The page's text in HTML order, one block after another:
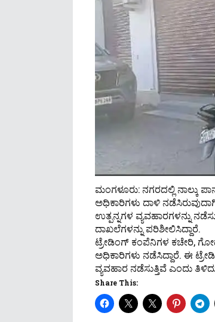
ಮಂಗಳೂರು: ನಗರದಲ್ಲಿ ನಾಲ್ಕು
ಅಧಿಕಾರಿಗಳು ದಾಳಿ
ಉತ್ಪನ್ನಗಳ ವ್ಯವಹಾರಗಳನ್ನು
ದಾಖಲೆಗಳನ್ನು ಪರಿಶೀಲಿಸಿದ್ದಾರೆ.
ಟ್ರೇಡಿಂಗ್ ಕಂಪೆನಿಗಳ ಕಚೇರಿ,
ಅಧಿಕಾರಿಗಳು ನಡೆಸಿದ್ದಾರೆ. ಈ
ವ್ಯವಹಾರ ನಡೆಸುತ್ತಿವೆ ಎಂದು
Share This: